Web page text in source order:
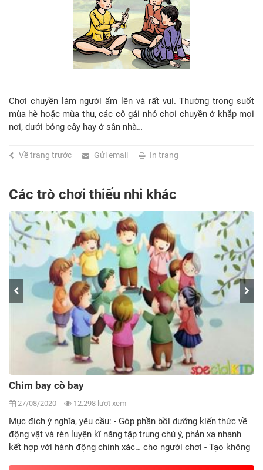
Chơi chuyền làm người ấm lên và rất vui. Thường trong suốt
mùa hè hoặc mùa thu, các cô gái nhỏ chơi chuyền ở khắp mọi
nơi, dưới bóng cây hay ở sân nhà…
Về trang trước Gửi email In trang
Các trò chơi thiếu nhi khác
phần bồi dưỡng kiến thức về
trung chú ý, phản xạ nhanh
cho người chơi - Tạo không
Mục đích ý nghĩa, yêu cầu: -
nhảy, đuổi bắt nhanh nhẹn khéo
sức… cho người chơi. - Tạo